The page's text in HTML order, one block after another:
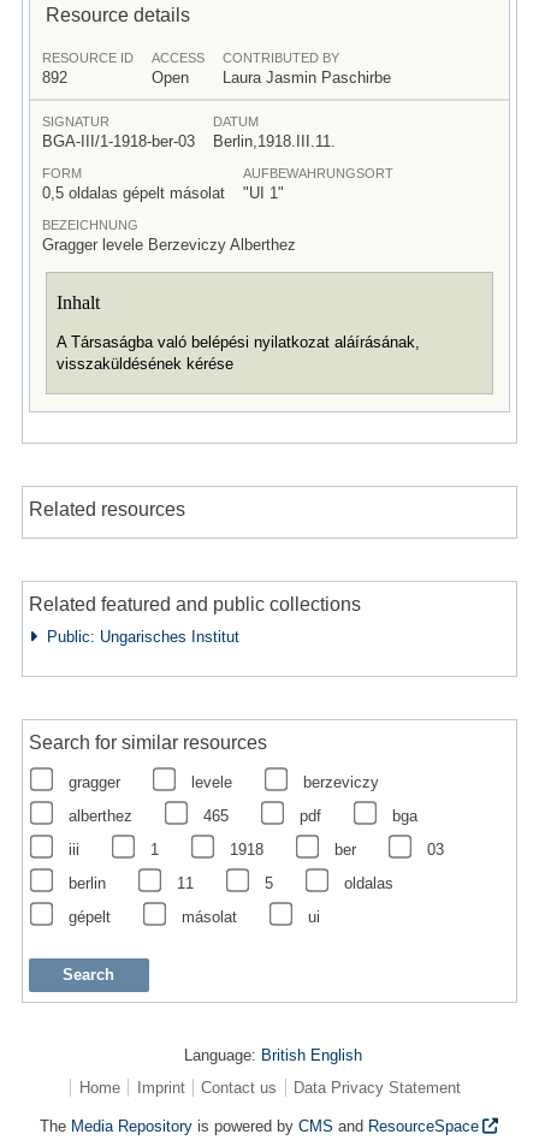
Resource details
RESOURCE ID
892
ACCESS
Open
CONTRIBUTED BY
Laura Jasmin Paschirbe
SIGNATUR
BGA-III/1-1918-ber-03
DATUM
Berlin,1918.III.11.
FORM
0,5 oldalas gépelt másolat
AUFBEWAHRUNGSORT
"UI 1"
BEZEICHNUNG
Gragger levele Berzeviczy Alberthez
Inhalt
A Társaságba való belépési nyilatkozat aláírásának,
visszaküldésének kérése
Related resources
Related featured and public collections
Public: Ungarisches Institut
Search for similar resources
gragger levele
berzeviczy
alberthez
465 pdf
bga
iii
1 1918 ber
03
berlin
11 5
oldalas
gépelt
másolat ui
Language: British English
Home
Imprint Contact us Data Privacy Statement
The Media Repository is powered byCMS and ResourceSpace